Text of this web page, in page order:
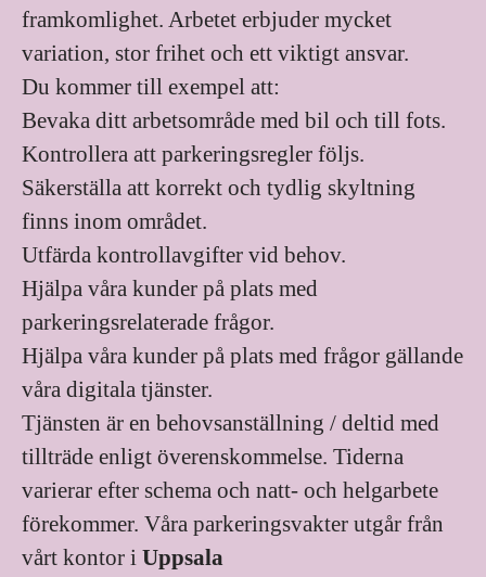
framkomlighet. Arbetet erbjuder mycket
variation, stor frihet och ett viktigt ansvar.
Du kommer till exempel att:
Bevaka ditt arbetsområde med bil och till fots.
Kontrollera att parkeringsregler följs.
Säkerställa att korrekt och tydlig skyltning
finns inom området.
Utfärda kontrollavgifter vid behov.
Hjälpa våra kunder på plats med
parkeringsrelaterade frågor.
Hjälpa våra kunder på plats med frågor gällande
våra digitala tjänster.
Tjänsten är en behovsanställning / deltid med
tillträde enligt överenskommelse. Tiderna
varierar efter schema och natt- och helgarbete
förekommer. Våra parkeringsvakter utgår från
vårt kontor i Uppsala